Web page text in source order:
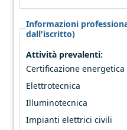
Informazioni
dall'iscritto)
Attività prevalenti:
Certificazione energetica
Elettrotecnica
Illuminotecnica
Impianti elettrici civili